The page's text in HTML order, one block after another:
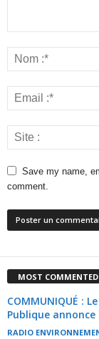
Save my name,
comment.
MOST COMMENTED
COMMUNIQUÉ :
Publique
RADIO